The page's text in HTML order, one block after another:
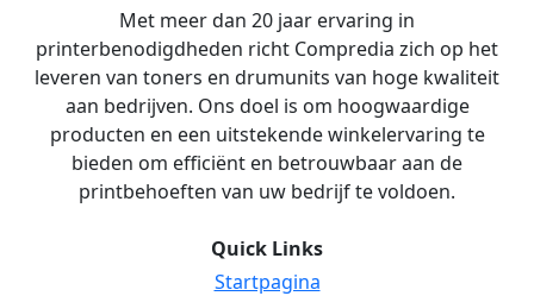
Met meer dan 20 jaar ervaring in
printerbenodigdheden richt Compredia zich op het
leveren van toners en drumunits van hoge kwaliteit
aan bedrijven. Ons doel is om hoogwaardige
producten en een uitstekende winkelervaring te
bieden om efficiënt en betrouwbaar aan de
printbehoeften van uw bedrijf te voldoen.
Quick Links
Startpagina